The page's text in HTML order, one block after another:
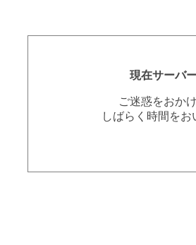
現在サーバ
ご迷惑をおか
しばらく時間を